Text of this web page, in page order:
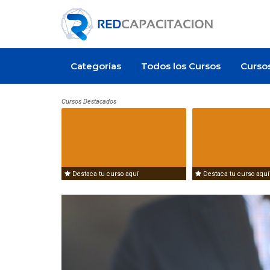
Categorías Todos los Cursos
Cursos Destacados
Destaca tu curso aquí Destaca tu curso aquí